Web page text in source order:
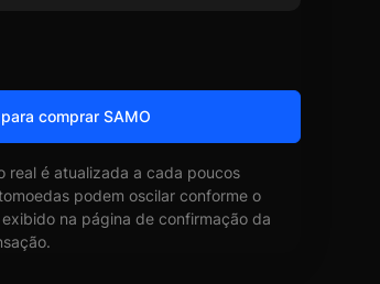
comprar SAMO
real é atualizada a cada poucos
podem oscilar conforme o
na página de confirmação da